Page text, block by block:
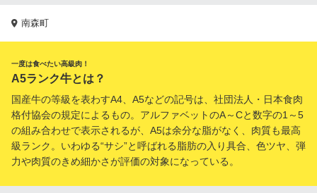
南森町
一度は食べたい高級肉！
A5ランク牛とは？
国産牛の等級を表わすA4、A5などの記号は、社団法人・日本食肉
格付協会の規定によるもの。アルファベットのA～Cと数字の1～5
の組み合わせで表示されるが、A5は余分な脂がなく、肉質も最高
級ランク。いわゆる“サシ”と呼ばれる脂肪の入り具合、色ツヤ、弾
力や肉質のきめ細かさが評価の対象になっている。